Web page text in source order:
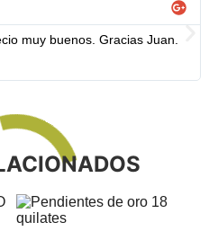
muy buenos. Gracias Juan.